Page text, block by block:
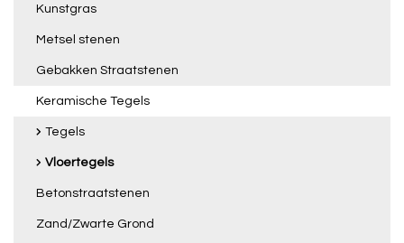
Kunstgras
Metsel stenen
Gebakken Straatstenen
Keramische Tegels
Tegels
Vloertegels
Betonstraatstenen
Zand/Zwarte Grond